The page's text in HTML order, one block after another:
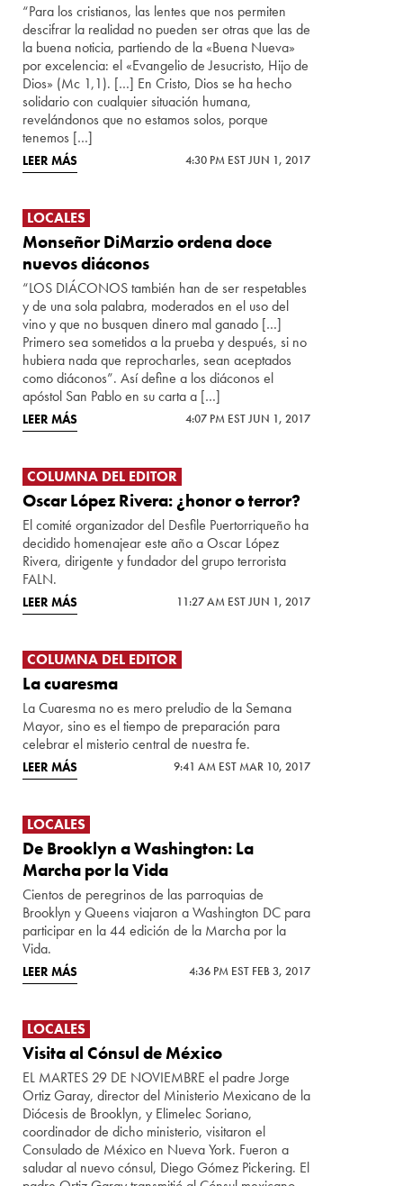
“Para los cristianos, las lentes que nos permiten
descifrar la realidad no pueden ser otras que las de
la buena noticia, partiendo de la «Buena Nueva»
por excelencia: el «Evangelio de Jesucristo, Hijo de
Dios» (Mc 1,1). […] En Cristo, Dios se ha hecho
solidario con cualquier situación humana,
revelándonos que no estamos solos, porque
tenemos […]
LEER MÁS 4:30 PM EST JUN 1, 2017
LOCALES
Monseñor DiMarzio ordena doce
nuevos diáconos
“LOS DIÁCONOS también han de ser respetables
y de una sola palabra, moderados en el uso del
vino y que no busquen dinero mal ganado […]
Primero sea sometidos a la prueba y después, si no
hubiera nada que reprocharles, sean aceptados
como diáconos”. Así define a los diáconos el
apóstol San Pablo en su carta a […]
LEER MÁS 4:07 PM EST JUN 1, 2017
COLUMNA DEL EDITOR
Oscar López Rivera: ¿honor o terror?
El comité organizador del Desfile Puertorriqueño ha
decidido homenajear este año a Oscar López
Rivera, dirigente y fundador del grupo terrorista
FALN.
LEER MÁS 11:27 AM EST JUN 1, 2017
COLUMNA DEL EDITOR
La cuaresma
La Cuaresma no es mero preludio de la Semana
Mayor, sino es el tiempo de preparación para
celebrar el misterio central de nuestra fe.
LEER MÁS 9:41 AM EST MAR 10, 2017
LOCALES
De Brooklyn a Washington: La
Marcha por la Vida
Cientos de peregrinos de las parroquias de
Brooklyn y Queens viajaron a Washington DC para
participar en la 44 edición de la Marcha por la
Vida.
LEER MÁS 4:36 PM EST FEB 3, 2017
LOCALES
Visita al Cónsul de México
EL MARTES 29 DE NOVIEMBRE el padre Jorge
Ortiz Garay, director del Ministerio Mexicano de la
Diócesis de Brooklyn, y Elimelec Soriano,
coordinador de dicho ministerio, visitaron el
Consulado de México en Nueva York. Fueron a
saludar al nuevo cónsul, Diego Gómez Pickering. El